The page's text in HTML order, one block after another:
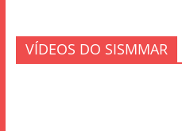
VÍDEOS DO SISMMAR